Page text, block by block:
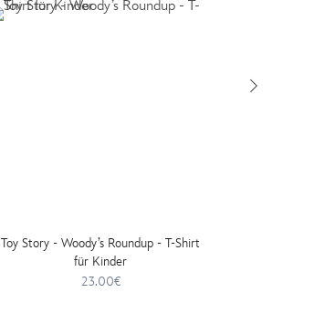
Toy Story - Woody’s Roundup - T-Shirt
für Kinder
23.00€